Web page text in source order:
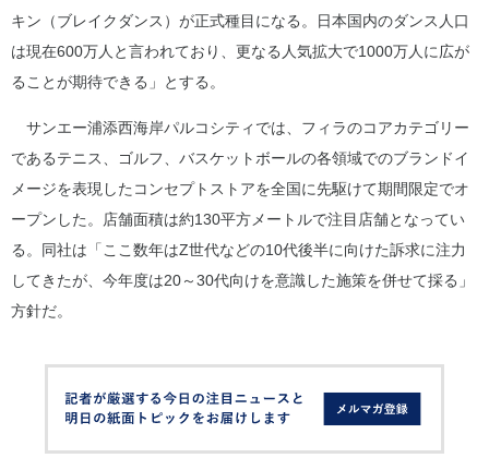
キン（ブレイクダンス）が正式種目になる。日本国内のダンス人口
は現在600万人と言われており、更なる人気拡大で1000万人に広が
ることが期待できる」とする。
サンエー浦添西海岸パルコシティでは、フィラのコアカテゴリー
であるテニス、ゴルフ、バスケットボールの各領域でのブランドイ
メージを表現したコンセプトストアを全国に先駆けて期間限定でオ
ープンした。店舗面積は約130平方メートルで注目店舗となってい
る。同社は「ここ数年はZ世代などの10代後半に向けた訴求に注力
してきたが、今年度は20～30代向けを意識した施策を併せて採る」
方針だ。